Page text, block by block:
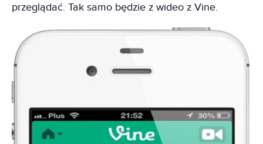
przeglądać. Tak samo będzie z wideo z Vine.